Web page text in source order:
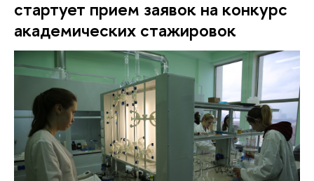
стартует прием заявок на конкурс
академических стажировок